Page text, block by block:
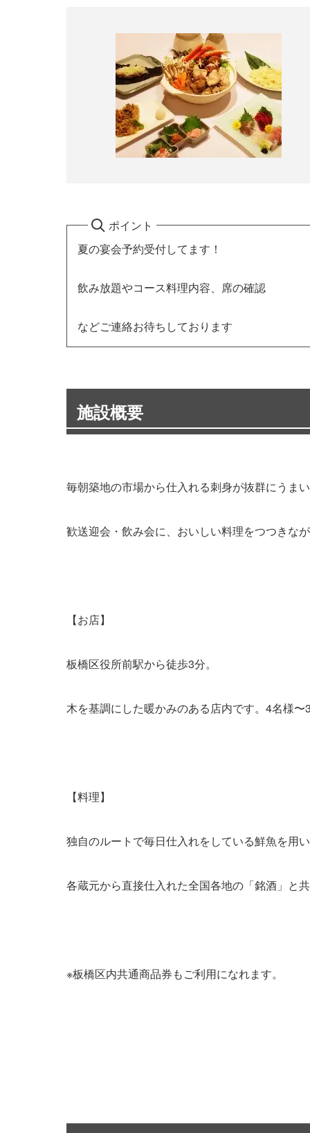
ポイント
夏の宴会予約受付してます！
飲み放題やコース料理内容、席の確認
などご連絡お待ちしております
施設概要
毎朝築地の市場から仕入れる刺身が抜群にうまい
歓送迎会・飲み会に、おいしい料理をつつきなが
【お店】
板橋区役所前駅から徒歩3分。
木を基調にした暖かみのある店内です。4名様〜
【料理】
独自のルートで毎日仕入れをしている鮮魚を用
各蔵元から直接仕入れた全国各地の「銘酒」と共
※板橋区内共通商品券もご利用になれます。